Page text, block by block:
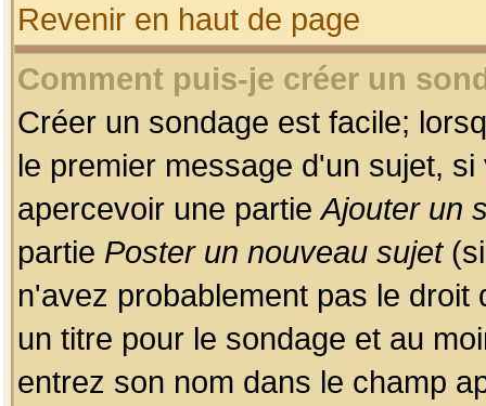
Revenir en haut de page
Comment puis-je créer un
Créer un sondage est facile;
le premier message d'un sujet,
apercevoir une partieAjouter un
partie Poster un nouveau sujet(si
n'avez probablement pas le
un titre pour le sondage et au
entrez son nom dans le champ